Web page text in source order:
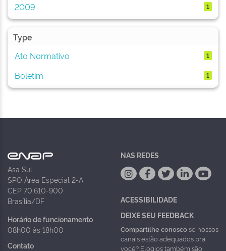
2009
1
Type
Ato Normativo
1
Boletim 1
Asa Sul
SPO Área Especial 2-A
CEP 70.610-900
Brasília/DF
Horário de funcionamento
08h00 às 18h00
Contato
NAS REDES
ACESSIBILIDADE
DEIXE SEU FEEDBACK
Compartilhe conoscose nossos
canais estão adequados pra
você? Elogios também são